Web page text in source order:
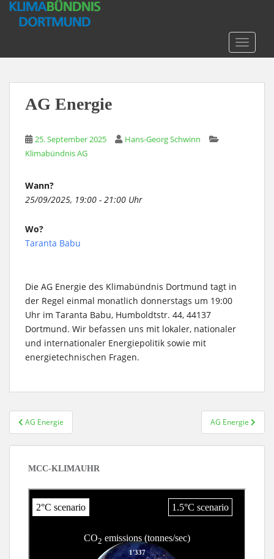
AG Energie
25. September 2025
Hans-Georg Schwinn
Klimabündnis AG
Wann?
25/09/2025, 19:00 - 21:00 Uhr
Wo?
Taranta Babu
Die AG Energie des Klimabündnis Dortmund tagt in
der Regel einmal monatlich donnerstags um 19:00
Uhr im Taranta Babu, Humboldtstr. 44, 44137
Dortmund. Wir befassen uns mit lokaler, nationaler
und internationaler Energiepolitik sowie mit
energietechnischen Fragen.
Beitragsnavigation
AG Energie AG Energie
MCC-KLIMAUHR